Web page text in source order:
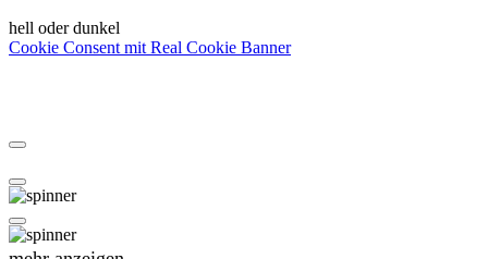
hell oder dunkel
Cookie Consent mit Real Cookie Banner